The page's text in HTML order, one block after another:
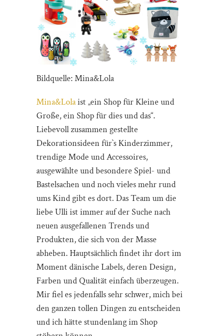
Bildquelle: Mina&Lola
Mina&Lolaist „ein Shop für Kleine und
Große, ein Shop für dies und das“.
Liebevoll zusammen gestellte
Dekorationsideen für`s Kinderzimmer,
trendige Mode und Accessoires,
ausgewählte und besondere Spiel- und
Bastelsachen und noch vieles mehr rund
ums Kind gibt es dort. Das Team um die
liebe Ulli ist immer auf der Suche nach
neuen ausgefallenen Trends und
Produkten, die sich von der Masse
abheben. Hauptsächlich findet ihr dort im
Moment dänische Labels, deren Design,
Farben und Qualität einfach überzeugen.
Mir fiel es jedenfalls sehr schwer, mich bei
den ganzen tollen Dingen zu entscheiden
und ich hätte stundenlang im Shop